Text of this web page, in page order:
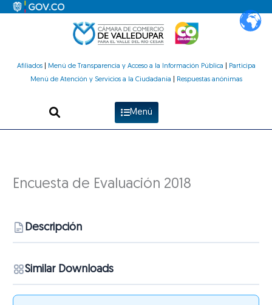
Afiliados| Menú de Transparencia y Acceso a la Información Pública
Participa
Menú de Atención y Servicios a la Ciudadanía
Respuestas anónimas
Menú
Encuesta de Evaluación 2018
Descripción
Similar Downloads